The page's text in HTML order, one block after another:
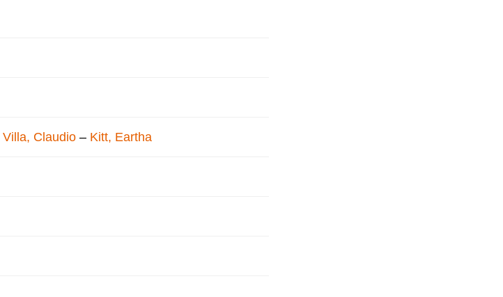
Villa, Claudio – Kitt, Eartha